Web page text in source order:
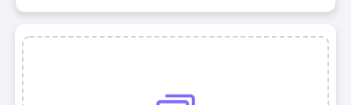
Antes Depois